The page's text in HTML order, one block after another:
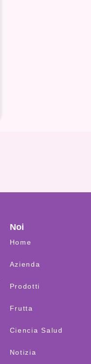
Noi
Home
Azienda
Prodotti
Frutta
Ciencia Salud
Notizia